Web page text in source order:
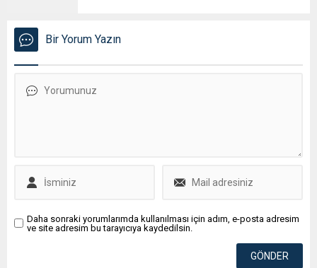
Bir Yorum Yazın
Daha sonraki yorumlarımda kullanılması için adım, e-posta adresim
ve site adresim bu tarayıcıya kaydedilsin.